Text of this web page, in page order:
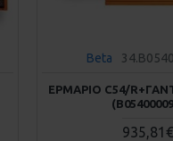
Beta
ΕΡΜΆΡΙΟ C54/
935,81€